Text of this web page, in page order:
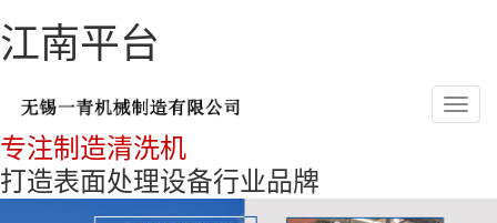
江南平台
专注制造清洗机
打造表面处理设备行业品牌